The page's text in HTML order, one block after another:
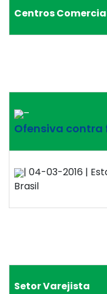
Centros
–
Ofensiva contra
| 04-03-2016 |
Brasil
Setor Varejista